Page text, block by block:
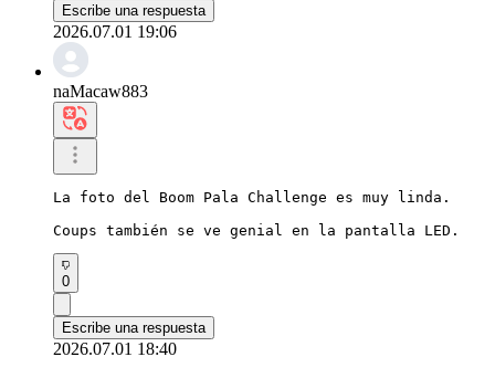
Escribe una respuesta
2026.07.01 19:06
naMacaw883
La foto del Boom Pala Challenge es muy linda.
Coups también se ve genial en la pantalla LED.
0
Escribe una respuesta
2026.07.01 18:40